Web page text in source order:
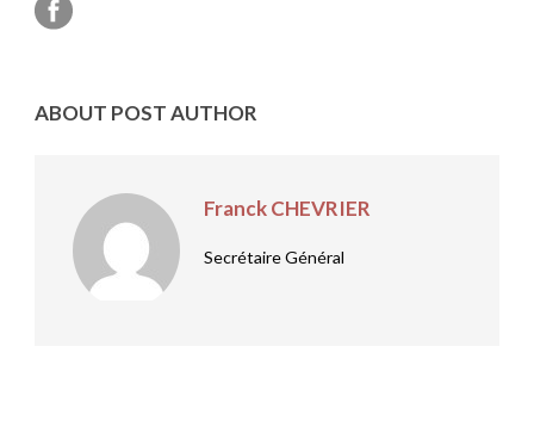
ABOUT POST AUTHOR
Franck CHEVRIER
Secrétaire Général